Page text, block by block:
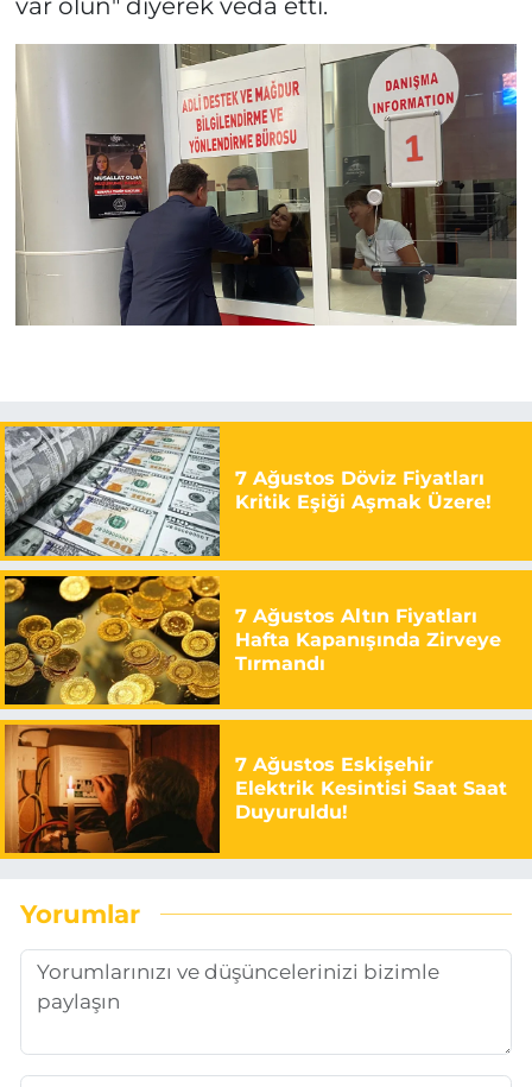
7 Ağustos Döviz Fiyatları
Kritik Eşiği Aşmak Üzere!
7 Ağustos Altın Fiyatları
Hafta Kapanışında Zirveye
Tırmandı
7 Ağustos Eskişehir
Elektrik Kesintisi Saat Saat
Duyuruldu!
Yorumlar